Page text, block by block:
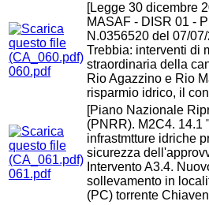
060.pdf
[Legge 30 dicembre
MASAF - DISR 01 -
N.0356520 del 07/
Trebbia: interventi di
straordinaria della
Rio Agazzino e Rio
risparmio idrico, il
061.pdf
[Piano Nazionale
(PNRR). M2C4. 14.1
infrastmtture idriche
sicurezza
Intervento A3.4.
sollevamento in
(PC) torrente